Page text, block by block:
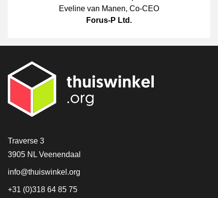
Eveline van Manen, Co-CEO
Forus-P Ltd.
[_General:Contact]
Traverse 3
3905 NL Veenendaal
info@thuiswinkel.org
+31 (0)318 64 85 75